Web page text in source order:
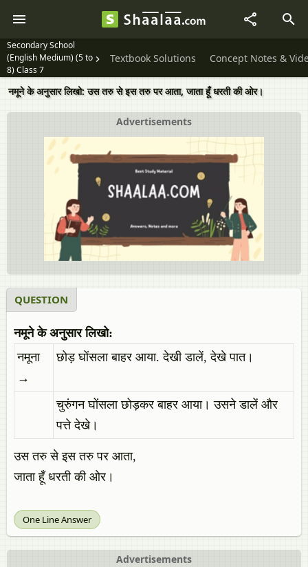
Secondary School
(English Medium) (5 to
8) Class 7
Textbook Solutions Concept Notes &
नमूने के अनुसार लिखो: उस तरु से इस तरु पर आता, जाता हूँ धरती की ओर।
Advertisements
QUESTION
नमूने के अनुसार लिखो:
नमूना
→
छोड़ घोंसला बाहर आया. देखी डालें, देखे पात।
चुरुंगन घोंसला छोड़कर बाहर आया। उसने डालें और
पत्ते देखे।
उस तरु से इस तरु पर आता,
जाता हूँ धरती की ओर।
One Line Answer
Advertisements